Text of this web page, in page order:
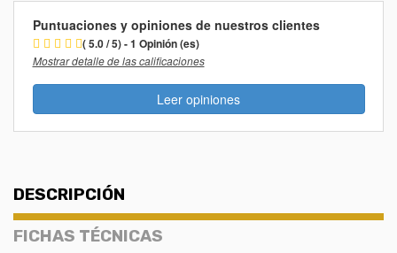
Puntuaciones y opiniones de nuestros clientes
( 5.0 / 5) - 1 Opinión (es)
Mostrar detalle de las calificaciones
Leer opiniones
DESCRIPCIÓN
FICHAS TÉCNICAS